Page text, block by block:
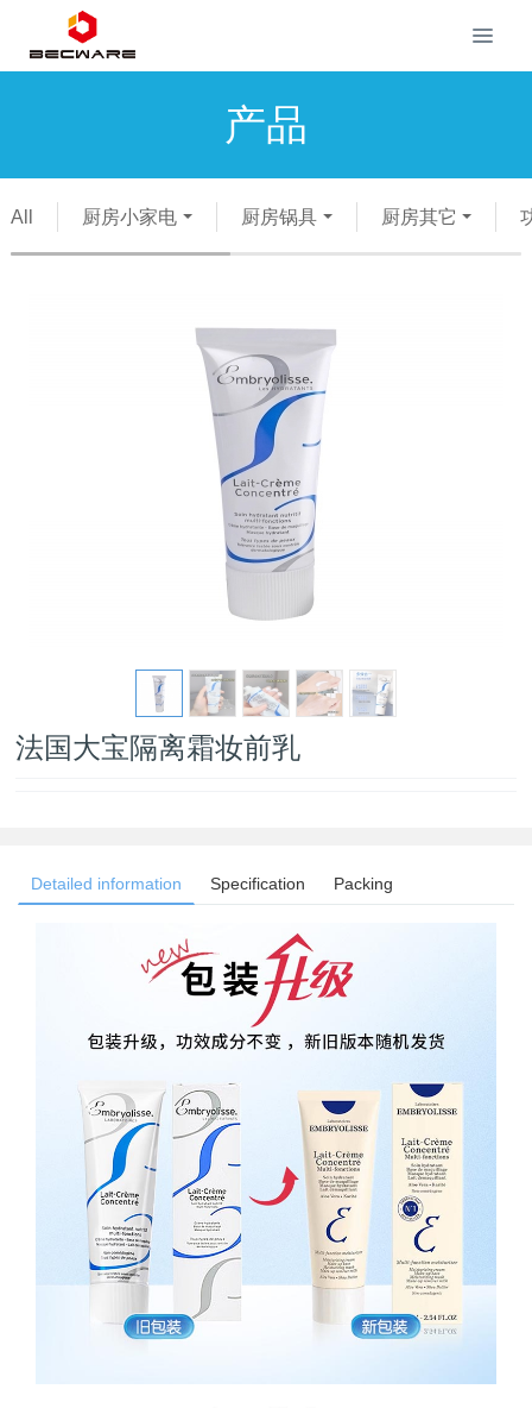
产品
All 厨房小家电 厨房锅具 厨房其它
法国大宝隔离霜妆前乳
Detailed information Specification Packing